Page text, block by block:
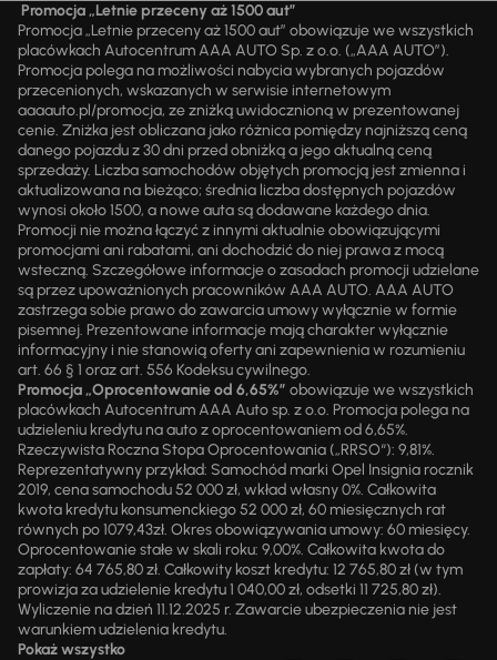
Promocja „Letnie przeceny aż 1500 aut”
Promocja „Letnie przeceny aż 1500 aut” obowiązuje we wszystkich
placówkach Autocentrum AAA AUTO Sp. z o.o. („AAA AUTO”).
Promocja polega na możliwości nabycia wybranych pojazdów
przecenionych, wskazanych w serwisie internetowym
aaaauto.pl/promocja, ze zniżką uwidocznioną w prezentowanej
cenie. Zniżka jest obliczana jako różnica pomiędzy najniższą ceną
danego pojazdu z 30 dni przed obniżką a jego aktualną ceną
sprzedaży. Liczba samochodów objętych promocją jest zmienna i
aktualizowana na bieżąco; średnia liczba dostępnych pojazdów
wynosi około 1500, a nowe auta są dodawane każdego dnia.
Promocji nie można łączyć z innymi aktualnie obowiązującymi
promocjami ani rabatami, ani dochodzić do niej prawa z mocą
wsteczną. Szczegółowe informacje o zasadach promocji udzielane
są przez upoważnionych pracowników AAA AUTO. AAA AUTO
zastrzega sobie prawo do zawarcia umowy wyłącznie w formie
pisemnej. Prezentowane informacje mają charakter wyłącznie
informacyjny i nie stanowią oferty ani zapewnienia w rozumieniu
art. 66 § 1 oraz art. 556 Kodeksu cywilnego.
Promocja „Oprocentowanie od 6,65%” obowiązuje we wszystkich
placówkach Autocentrum AAA Auto sp. z o.o. Promocja polega na
udzieleniu kredytu na auto z oprocentowaniem od 6,65%.
Rzeczywista Roczna Stopa Oprocentowania („RRSO“): 9,81%.
Reprezentatywny przykład: Samochód marki Opel Insignia rocznik
2019, cena samochodu 52 000 zł, wkład własny 0%. Całkowita
kwota kredytu konsumenckiego 52 000 zł, 60 miesięcznych rat
równych po 1079,43zł. Okres obowiązywania umowy: 60 miesięcy.
Oprocentowanie stałe w skali roku: 9,00%. Całkowita kwota do
zapłaty: 64 765,80 zł. Całkowity koszt kredytu: 12 765,80 zł (w tym
prowizja za udzielenie kredytu 1 040,00 zł, odsetki 11 725,80 zł).
Wyliczenie na dzień 11.12.2025 r. Zawarcie ubezpieczenia nie jest
warunkiem udzielenia kredytu.
Pokaż wszystko